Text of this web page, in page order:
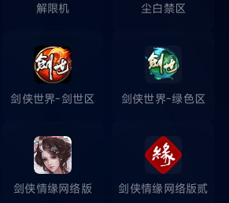
解限机 尘白禁区
剑侠世界-剑世区 剑侠世界-绿色区
剑侠情缘网络版 剑侠情缘网络版贰